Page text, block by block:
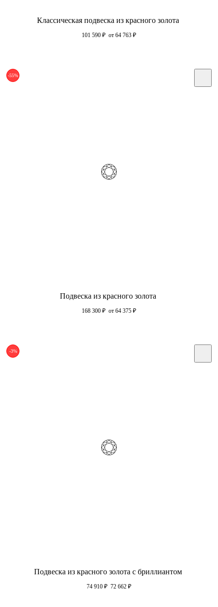
Классическая подвеска из красного золота
101 590 ₽ от 64 763 ₽
-55%
Подвеска из красного золота
168 300 ₽ от 64 375 ₽
-3%
Подвеска из красного золота с бриллиантом
74 910 ₽ 72 662 ₽